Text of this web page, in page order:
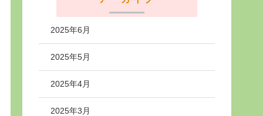
2025年6月
2025年5月
2025年4月
2025年3月